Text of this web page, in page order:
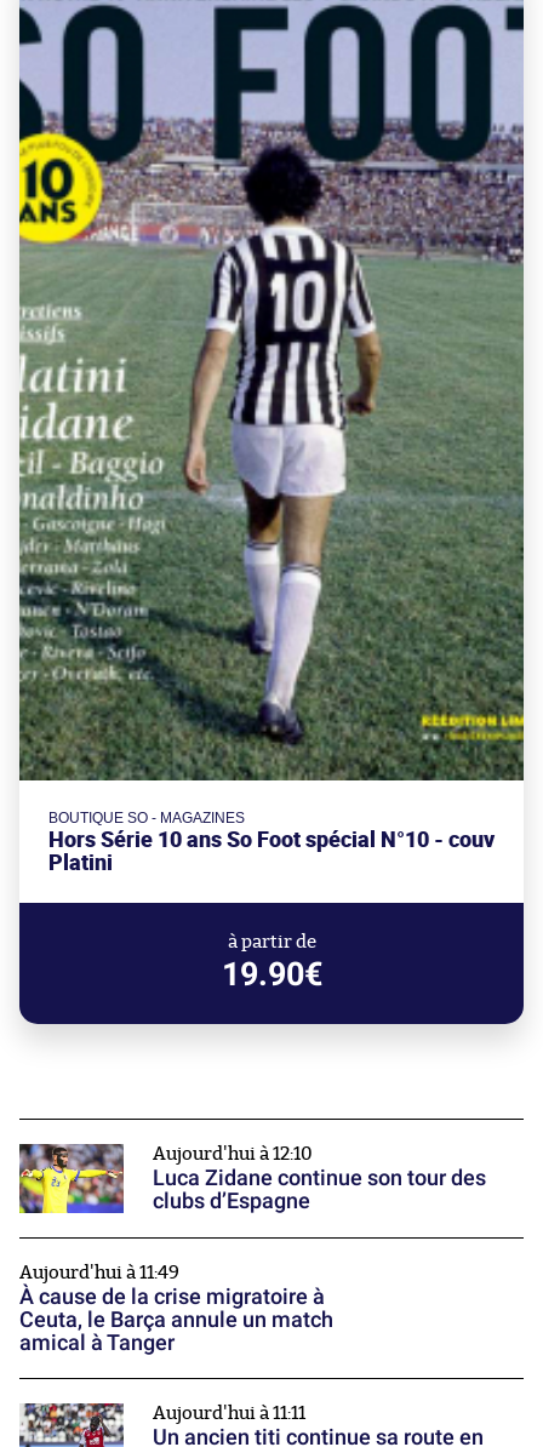
BOUTIQUE SO - MAGAZINES
Hors Série 10 ans So Foot spécial N°10 - couv
Platini
à partir de
19.90€
Aujourd'hui à 12:10
Luca Zidane continue son tour des
clubs d’Espagne
Aujourd'hui à 11:49
À cause de la crise migratoire à
Ceuta, le Barça annule un match
amical à Tanger
Aujourd'hui à 11:11
Un ancien titi continue sa route en